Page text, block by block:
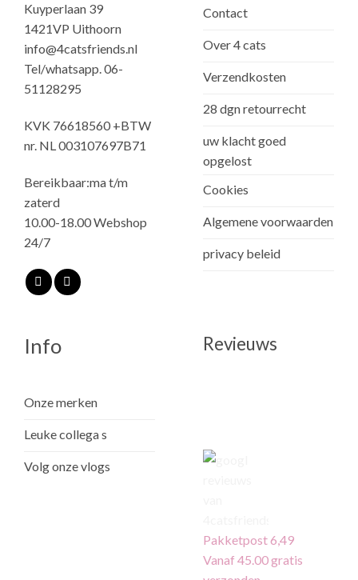
Kuyperlaan 39
1421VP Uithoorn
info@4catsfriends.nl
Tel/whatsapp. 06-
51128295
KVK 76618560 +BTW
nr. NL 003107697B71
Bereikbaar:ma t/m
zaterd
10.00-18.00 Webshop
24/7
Contact
Over 4 cats
Verzendkosten
28 dgn retourrecht
uw klacht goed
opgelost
Cookies
Algemene voorwaarden
privacy beleid
Info
Onze merken
Leuke collega s
Volg onze vlogs
Revieuws
Pakketpost 6,49
Vanaf 45.00 gratis